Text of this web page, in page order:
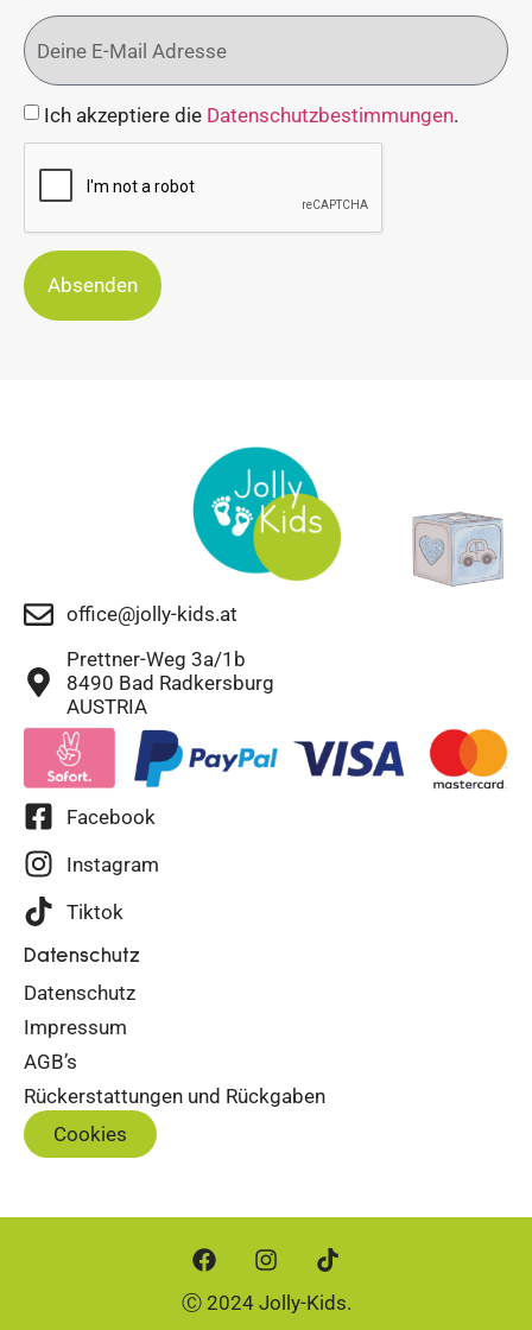
Ich akzeptiere die Datenschutzbestimmungen.
Absenden
office@jolly-kids.at
Prettner-Weg 3a/1b
8490 Bad Radkersburg
AUSTRIA
Facebook
Instagram
Tiktok
Datenschutz
Datenschutz
Impressum
AGB’s
Rückerstattungen und Rückgaben
Cookies
Ⓒ 2024 Jolly-Kids.